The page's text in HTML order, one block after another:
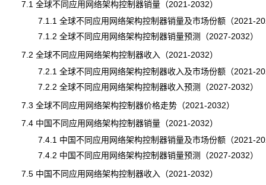
7.1 全球不同应用网络架构控制器销量（2021-2032）
7.1.1 全球不同应用网络架构控制器销量及市场份额（2021-
7.1.2 全球不同应用网络架构控制器销量预测（2027-2032）
7.2 全球不同应用网络架构控制器收入（2021-2032）
7.2.1 全球不同应用网络架构控制器收入及市场份额（2021-
7.2.2 全球不同应用网络架构控制器收入预测（2027-2032）
7.3 全球不同应用网络架构控制器价格走势（2021-2032）
7.4 中国不同应用网络架构控制器销量（2021-2032）
7.4.1 中国不同应用网络架构控制器销量及市场份额（2021-
7.4.2 中国不同应用网络架构控制器销量预测（2027-2032）
7.5 中国不同应用网络架构控制器收入（2021-2032）